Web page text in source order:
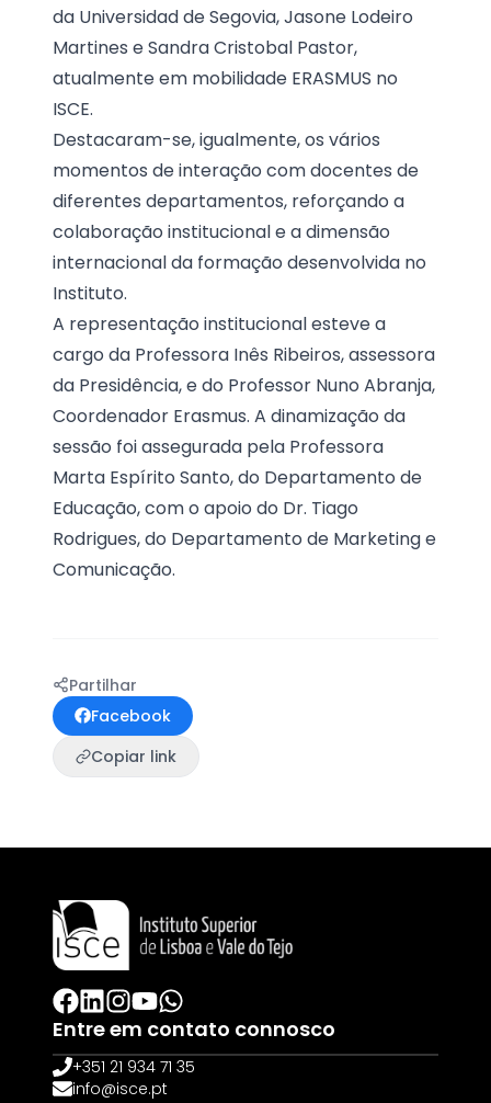
da Universidad de Segovia, Jasone Lodeiro
Martines e Sandra Cristobal Pastor,
atualmente em mobilidade ERASMUS no
ISCE.
Destacaram-se, igualmente, os vários
momentos de interação com docentes de
diferentes departamentos, reforçando a
colaboração institucional e a dimensão
internacional da formação desenvolvida no
Instituto.
A representação institucional esteve a
cargo da Professora Inês Ribeiros, assessora
da Presidência, e do Professor Nuno Abranja,
Coordenador Erasmus. A dinamização da
sessão foi assegurada pela Professora
Marta Espírito Santo, do Departamento de
Educação, com o apoio do Dr. Tiago
Rodrigues, do Departamento de Marketing e
Comunicação.
Partilhar
Facebook
Copiar link
Entre em contato connosco
+351 21 934 71 35
info@isce.pt